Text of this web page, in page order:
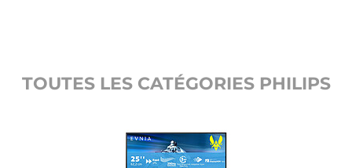
TOUTES LES CATÉGORIES PHILIPS